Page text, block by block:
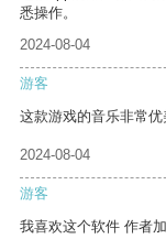
悉操作。
2024-08-04
游客
这款游戏的音乐非常优
2024-08-04
游客
我喜欢这个软件 作者